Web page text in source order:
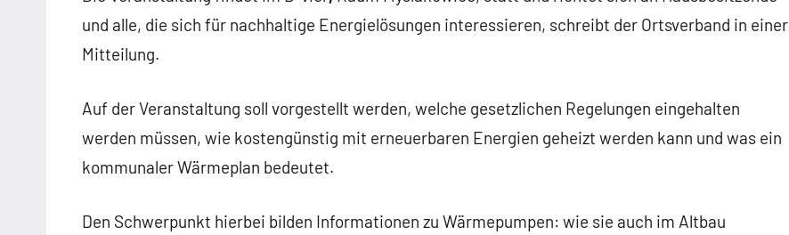
und alle, die sich für nachhaltige Energielösungen interessieren, schreibt der Ortsverband in einer
Mitteilung.
Auf der Veranstaltung soll vorgestellt werden, welche gesetzlichen Regelungen eingehalten
werden müssen, wie kostengünstig mit erneuerbaren Energien geheizt werden kann und was ein
kommunaler Wärmeplan bedeutet.
Den Schwerpunkt hierbei bilden Informationen zu Wärmepumpen: wie sie auch im Altbau